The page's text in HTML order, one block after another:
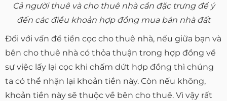
Cả người thuê và cho thuê nhà cần đặc trưng để ý
đến các điều khoản hợp đồng mua bán nhà đất
Đối với vấn đề tiền cọc cho thuê nhà, nếu giữa bạn và
bên cho thuê nhà có thỏa thuận trong hợp đồng về
sự việc lấy lại cọc khi chấm dứt hợp đồng thì chúng
ta có thể nhận lại khoản tiền này. Còn nếu không,
khoản tiền này sẽ thuộc về bên cho thuê. Vì vậy rất